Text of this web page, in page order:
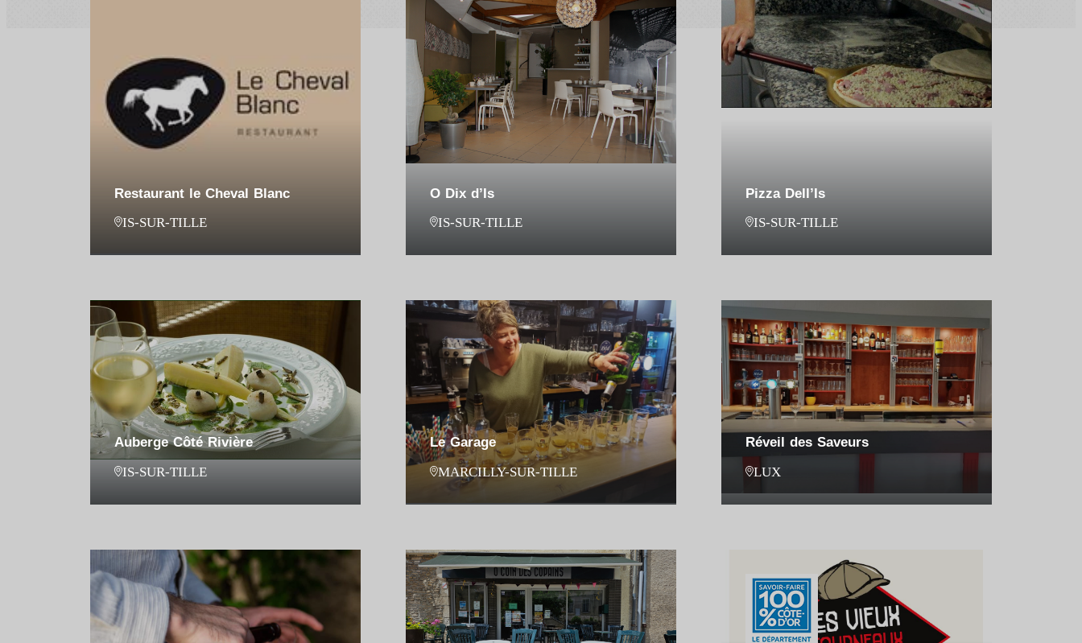
Restaurant le Cheval Blanc
IS-SUR-TILLE
O Dix d’Is
IS-SUR-TILLE
Pizza Dell’Is
IS-SUR-TILLE
Auberge Côté Rivière
IS-SUR-TILLE
Le Garage
MARCILLY-SUR-TILLE
Réveil des Saveurs
LUX